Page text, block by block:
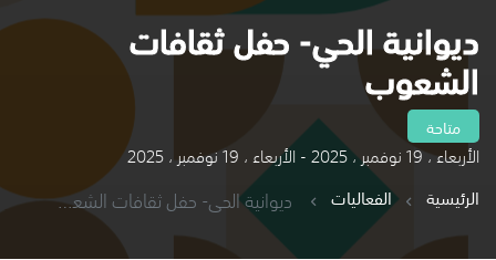
ديوانية الحي- حفل ثقافات
الشعوب
متاحة
الأربعاء ، 19 نوفمبر ، 2025 - الأربعاء ، 19 نوفمبر ، 2025
الرئيسية
الفعاليات ديوانية الحي- حفل ثقافات الشعوب